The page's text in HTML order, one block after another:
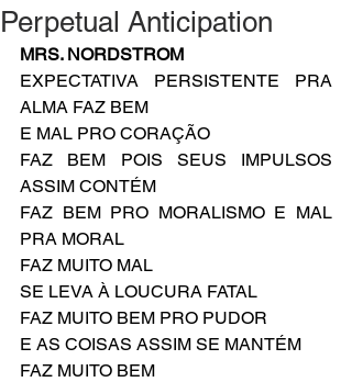
Perpetual Anticipation
MRS. NORDSTROM
EXPECTATIVA PERSISTENTE PRA
ALMA FAZ BEM
E MAL PRO CORAÇÃO
FAZ BEM POIS SEUS IMPULSOS
ASSIM CONTÉM
FAZ BEM PRO MORALISMO E MAL
PRA MORAL
FAZ MUITO MAL
SE LEVA À LOUCURA FATAL
FAZ MUITO BEM PRO PUDOR
E AS COISAS ASSIM SE MANTÉM
FAZ MUITO BEM